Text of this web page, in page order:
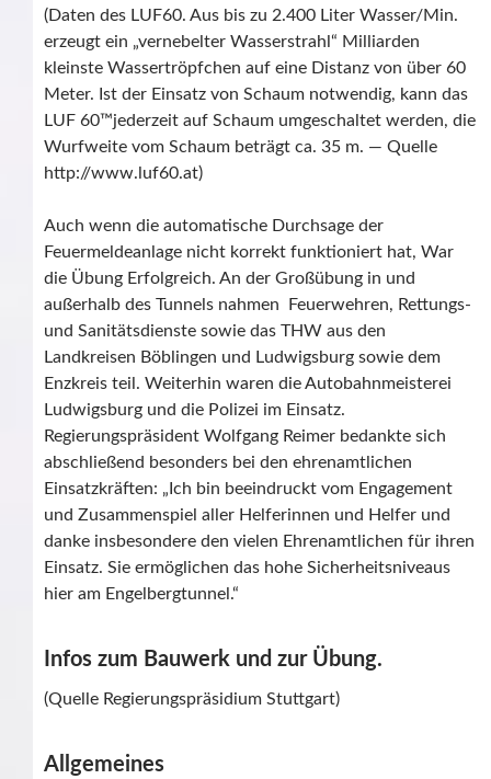
(Daten des LUF60. Aus bis zu 2.400 Liter Wasser/Min.
erzeugt ein „vernebelter Wasserstrahl“ Milliarden
kleinste Wassertröpfchen auf eine Distanz von über 60
Meter. Ist der Einsatz von Schaum notwendig, kann das
LUF 60™jederzeit auf Schaum umgeschaltet werden, die
Wurfweite vom Schaum beträgt ca. 35 m. — Quelle
http://www.luf60.at)
Auch wenn die automatische Durchsage der
Feuermeldeanlage nicht korrekt funktioniert hat, War
die Übung Erfolgreich. An der Großübung in und
außerhalb des Tunnels nahmen Feuerwehren, Rettungs-
und Sanitätsdienste sowie das THW aus den
Landkreisen Böblingen und Ludwigsburg sowie dem
Enzkreis teil. Weiterhin waren die Autobahnmeisterei
Ludwigsburg und die Polizei im Einsatz.
Regierungspräsident Wolfgang Reimer bedankte sich
abschließend besonders bei den ehrenamtlichen
Einsatzkräften: „Ich bin beeindruckt vom Engagement
und Zusammenspiel aller Helferinnen und Helfer und
danke insbesondere den vielen Ehrenamtlichen für ihren
Einsatz. Sie ermöglichen das hohe Sicherheitsniveaus
hier am Engelbergtunnel.“
Infos zum Bauwerk und zur Übung.
(Quelle Regierungspräsidium Stuttgart)
Allgemeines